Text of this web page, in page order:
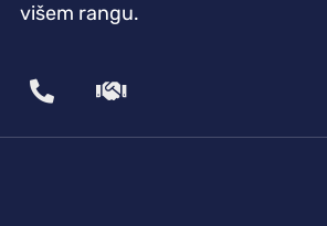
višem rangu.